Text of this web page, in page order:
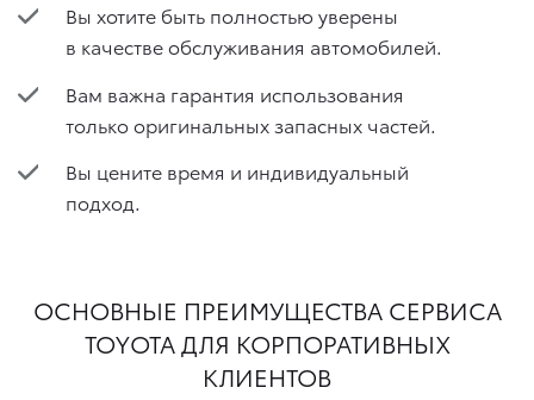
​Вы хотите быть полностью уверены
в качестве обслуживания автомобилей.
Вам важна гарантия использования
только оригинальных запасных частей.
Вы цените время и индивидуальный
подход.
ОСНОВНЫЕ ПРЕИМУЩЕСТВА СЕРВИСА
TOYOTA ДЛЯ КОРПОРАТИВНЫХ
КЛИЕНТОВ